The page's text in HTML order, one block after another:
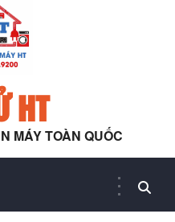
HT
MÁY TOÀN QUỐC